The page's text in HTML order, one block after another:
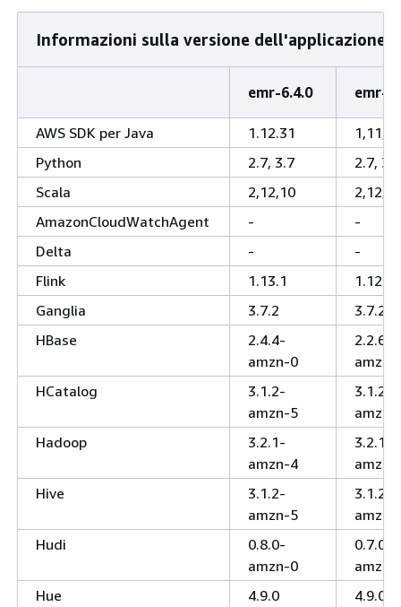
Informazioni sulla versione dell'applicazione
emr-6.4.0 emr-
AWS SDK per Java 1.12.31
Python
2.7, 3.7
2.7, 3.7
Scala
2,12,10
2,12,10
AmazonCloudWatchAgent
-
-
Delta
-
-
Flink
1.13.1
1.12.1
Ganglia
3.7.2
3.7.2
HBase
2.4.4-
amzn-0
2.2.6-
amzn-
HCatalog
3.1.2-
amzn-5
3.1.2-
amzn-
Hadoop
3.2.1-
amzn-4
3.2.1-
amzn-
Hive
3.1.2-
amzn-5
3.1.2-
amzn-
Hudi
0.8.0-
amzn-0
0.7.0-
amzn-
Hue
4.9.0
4.9.0